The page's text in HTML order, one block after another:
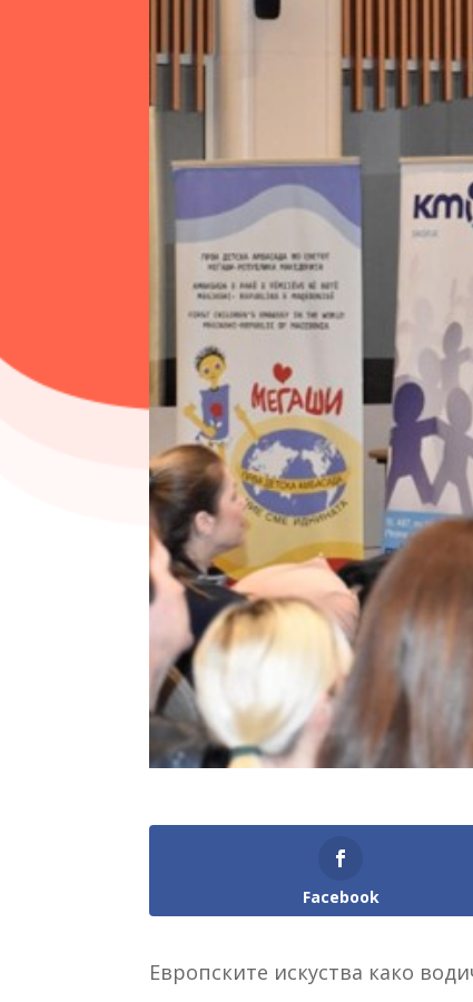
Facebook
Европските искуства како